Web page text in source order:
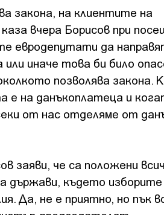
закона, на клиентите на
вчера Борисов при
евродепутати да
иначе това би било
позволява закона.
е на данъкоплатеца и
от нас отделяме от
заяви, че са положени
държави, където изборите
Да, не е приятно, но пък